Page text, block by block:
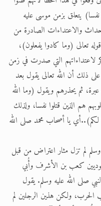
نفسا) يتعلق بزمن موسى عليه
والاعتداءات الصادرة من
تعالى (وما كادوا يفعلون)،
لاعتداءاتهم التي صدرت في زمن
ذلك أن الله تعالى يقول بعد
ثم يحذرهم ويقول (وما الله
هم الذين قتلوا نفسا، ولذلك
يا أصحاب محمد صلى الله
لم تزل مثار اعتراض من قبل
كعب بن الأشرف وأُبي
صلى الله عليه وسلم. يقول
الحرب، ولكن هذين الرجلين لم